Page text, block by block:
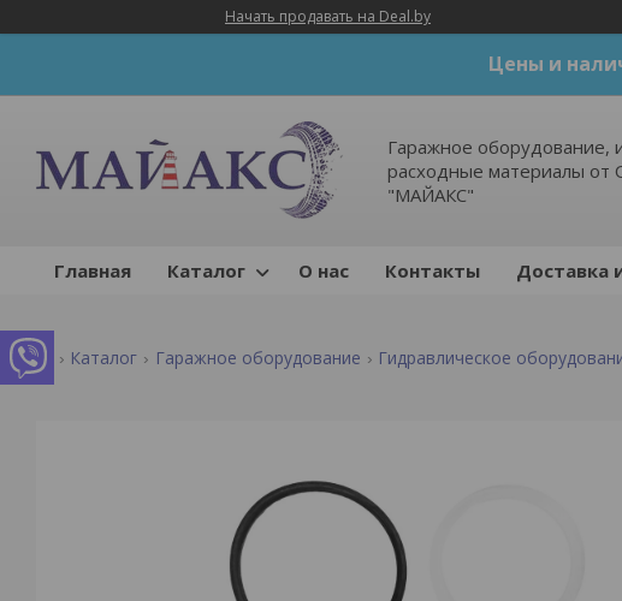
Начать продавать на Deal.by
Цены и
Гаражное оборудование,
расходные материалы
"МАЙАКС"
Главная Каталог О нас Контакты Доставка
Каталог Гаражное оборудование Гидравлическое